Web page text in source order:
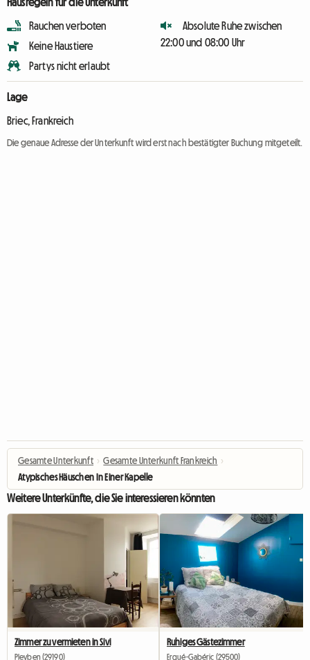
Rauchen verboten
Keine Haustiere
Partys nicht erlaubt
Absolute Ruhe zwischen
22:00 und 08:00 Uhr
Lage
Briec, Frankreich
Die genaue Adresse der Unterkunft wird erst nach bestätigter Buchung mitgeteilt.
Gesamte Unterkunft › Gesamte Unterkunft Frankreich ›
Atypisches Häuschen In Einer Kapelle
Weitere Unterkünfte, die Sie interessieren könnten
Zimmer zu vermieten in Sivi
Pleyben (29190)
Ruhiges Gästezimmer
Ergué-Gabéric (29500)